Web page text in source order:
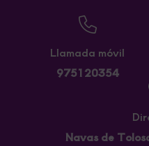
Llamada móvil
975120354
Navas de